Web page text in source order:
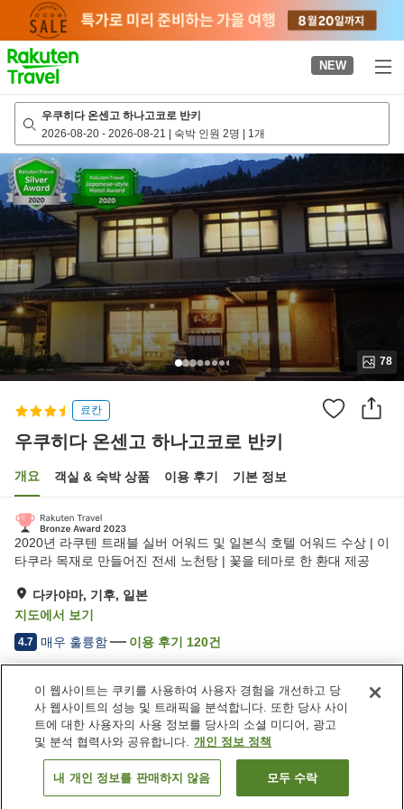
page
NEW
우쿠히다 온센고 하나고코로 반키
2026-08-20 - 2026-08-21 | 숙박 인원 2명 | 1개
78
료칸
우쿠히다 온센고 하나고코로 반키
개요 객실 & 숙박 상품 이용 후기 기본 정보
2020년 라쿠텐 트래블 실버 어워드 및 일본식 호텔 어워드 수상 | 이
타쿠라 목재로 만들어진 전세 노천탕 | 꽃을 테마로 한 환대 제공
다카야마, 기후, 일본
지도에서 보기
4.7 매우 훌륭함 이용 후기 120건
숙소 편의 시설/서비스
주차장
노천탕 (온천)
대욕장
대욕장 (온천)
일본 기후 다카야마 우쿠히다 온센고 하나고코로 반키
객실 보기
이 웹사이트는 쿠키를 사용하여 사용자 경험을 개선하고 당
사 웹사이트의 성능 및 트래픽을 분석합니다. 또한 당사 사이
트에 대한 사용자의 사용 정보를 당사의 소셜 미디어, 광고
및 분석 협력사와 공유합니다. 개인 정보 정책
내 개인 정보를 판매하지 않음 모두 수락